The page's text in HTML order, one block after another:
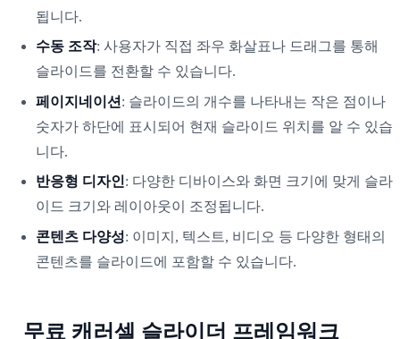
됩니다.
수동 조작: 사용자가 직접 좌우 화살표나 드래그를 통해
슬라이드를 전환할 수 있습니다.
페이지네이션 : 슬라이드의 개수를 나타내는 작은 점이나
숫자가 하단에 표시되어 현재 슬라이드 위치를 알 수 있습
니다.
반응형 디자인: 다양한 디바이스와 화면 크기에 맞게 슬라
이드 크기와 레이아웃이 조정됩니다.
콘텐츠 다양성: 이미지, 텍스트, 비디오 등 다양한 형태의
콘텐츠를 슬라이드에 포함할 수 있습니다.
무료 캐러셀 슬라이더 프레임워크